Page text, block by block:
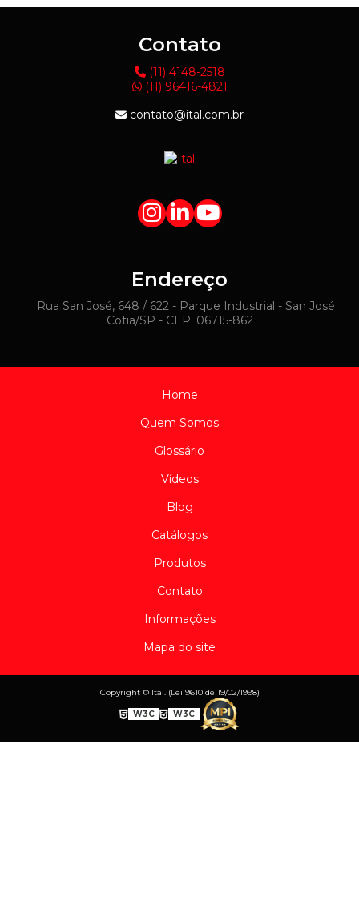
Contato
(11) 4148-2518
(11) 96416-4821
contato@ital.com.br
Endereço
Rua San José, 648 / 622 - Parque Industrial - San José
Cotia/SP - CEP: 06715-862
Home
Quem Somos
Glossário
Vídeos
Blog
Catálogos
Produtos
Contato
Informações
Mapa do site
Copyright © Ital. (Lei 9610 de 19/02/1998)
W3C W3C